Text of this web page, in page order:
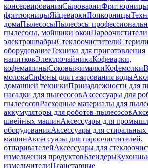
консервированияСыроварни
фритюрницыЯйцеваркиПопкорницы
домаПылесосыПылесосы
пылесосы, мойщики оконПароочистители
электрошвабрыСтеклоочистители
оборудованиеТехника для приготовления
напитковЭлектрочайникиКофеварки,
кофемашиныСоковыжималкиКофемолки
молокаСифоны для газирования воды
домашней техникиПринадлежности для
насадки для пылесосовАксессуары для
пылесосовРасходные материалы для
аккумуляторы для роботов-пылесосов
швейных машинАксессуары для
оборудованияАксессуары для
машинАксессуары для пароочистителей,
отпаривателейАксессуары для
измельчения продуктовБлендеры
измельчителиПланетарные